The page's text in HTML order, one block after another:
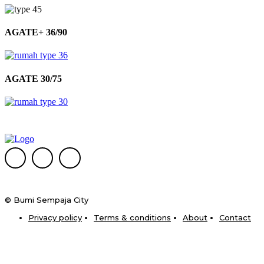
AGATE+ 36/90
AGATE 30/75
© Bumi Sempaja City
Privacy policy
Terms & conditions About Contact